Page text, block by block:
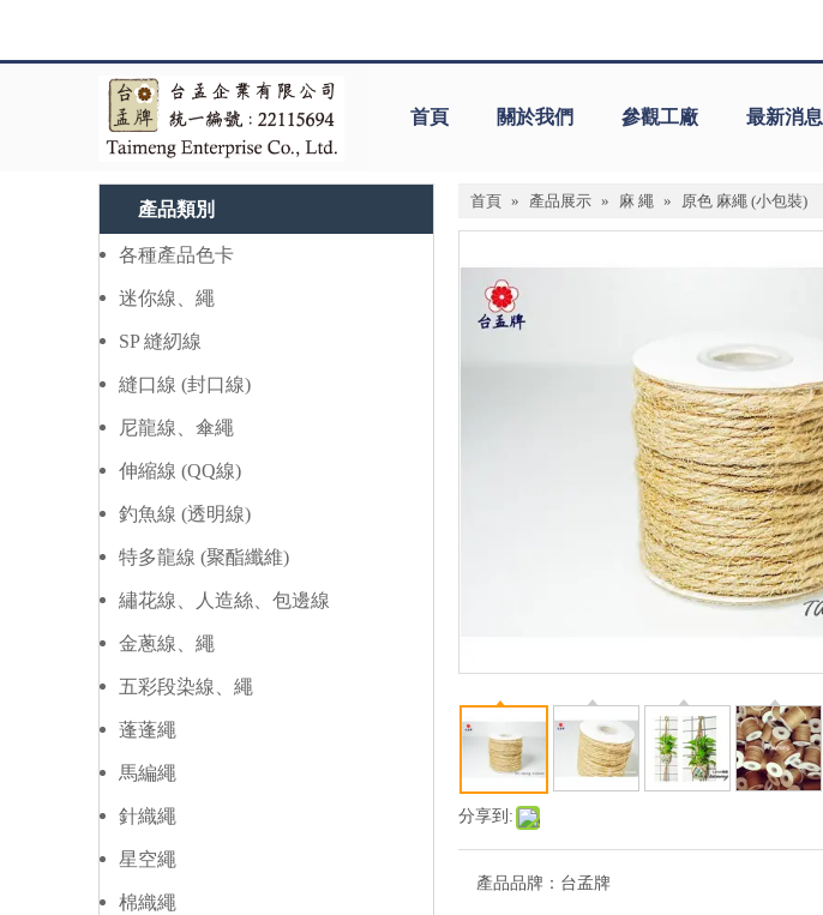
首頁 關於我們 參觀工廠 最新消息
產品類別
各種產品色卡
迷你線、繩
SP 縫紉線
縫口線 (封口線)
尼龍線、傘繩
伸縮線 (QQ線)
釣魚線 (透明線)
特多龍線 (聚酯纖維)
繡花線、人造絲、包邊線
金蔥線、繩
五彩段染線、繩
蓬蓬繩
馬編繩
針織繩
星空繩
棉織繩
首頁 » 產品展示 » 麻 繩 » 原色 麻繩 (小包裝)
分享到:
產品品牌： 台孟牌